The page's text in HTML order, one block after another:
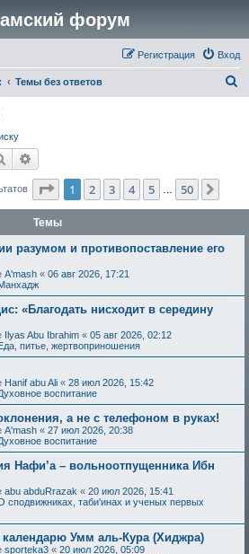
форум
Вход
Регистрация
Темы без ответов
Поиск
Страница из 50
1 2 3 4 5 50
Темы
разумом и противопоставление его
A'mash « 06 авг 2026, 17:21
«Благодать нисходит в середину
Ilyas Abu Ibrahim « 05 авг 2026, 02:12
питье, жертвоприношения
Hanif abu Ali « 28 июл 2026, 15:42
воспитание
а не с телефоном в руках!
A'mash « 27 июл 2026, 20:38
воспитание
Нафи’а – вольноотпущенника Ибн
abu abduRrazak « 20 июл 2026, 15:41
сподвижниках, таби'инах и ученых первых
календарю Умм аль-Кура (Хиджра)
sporteka3 « 20 июл 2026, 05:09